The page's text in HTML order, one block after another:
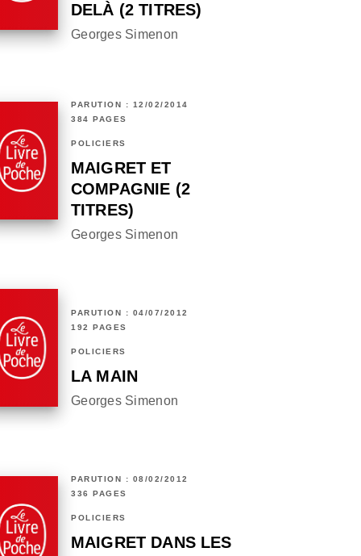
DELÀ (2 TITRES)
Georges Simenon
PARUTION : 12/02/2014
384 PAGES
POLICIERS
MAIGRET ET
COMPAGNIE (2
TITRES)
Georges Simenon
PARUTION : 04/07/2012
192 PAGES
POLICIERS
LA MAIN
Georges Simenon
PARUTION : 08/02/2012
336 PAGES
POLICIERS
MAIGRET DANS LES